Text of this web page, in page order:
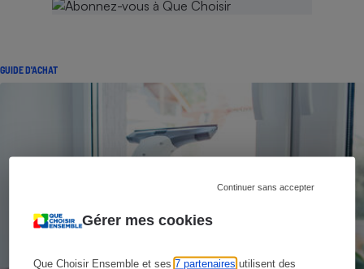
Gérer mes cookies
Que Choisir Ensemble et ses7 partenaires utilisent des
Continuer sans accepter
GUIDE D'ACHAT